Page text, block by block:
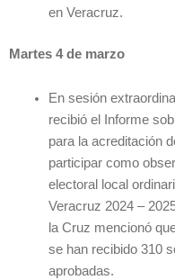
en Veracruz.
Martes 4 de marzo
En sesión
recibió el Informe
para la acreditación
participar como
electoral local
Veracruz 2024 –
la Cruz mencionó
se han recibido 310
aprobadas.